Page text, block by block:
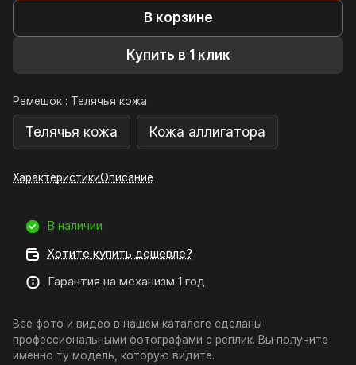
В корзине
Купить в 1 клик
Ремешок : Телячья кожа
Телячья кожа Кожа аллигатора
ХарактеристикиОписание
В наличии
Хотите купить дешевле?
Гарантия на механизм 1 год
Все фото и видео в нашем каталоге сделаны
профессиональными фотографами с реплик. Вы получите
именно ту модель, которую видите.